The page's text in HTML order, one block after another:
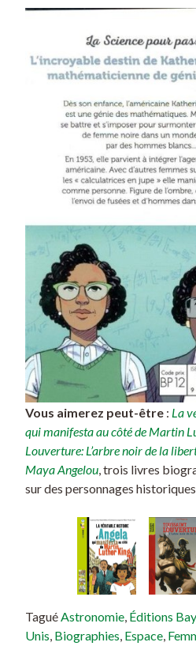
Vous aimerez peut-être : La
qui manifesta au côté de Martin
Louverture: L’arbre noir de la
Maya Angelou, trois livres
sur des personnages
TaguéAstronomie, Éditions
Unis, Biographies, Espace,